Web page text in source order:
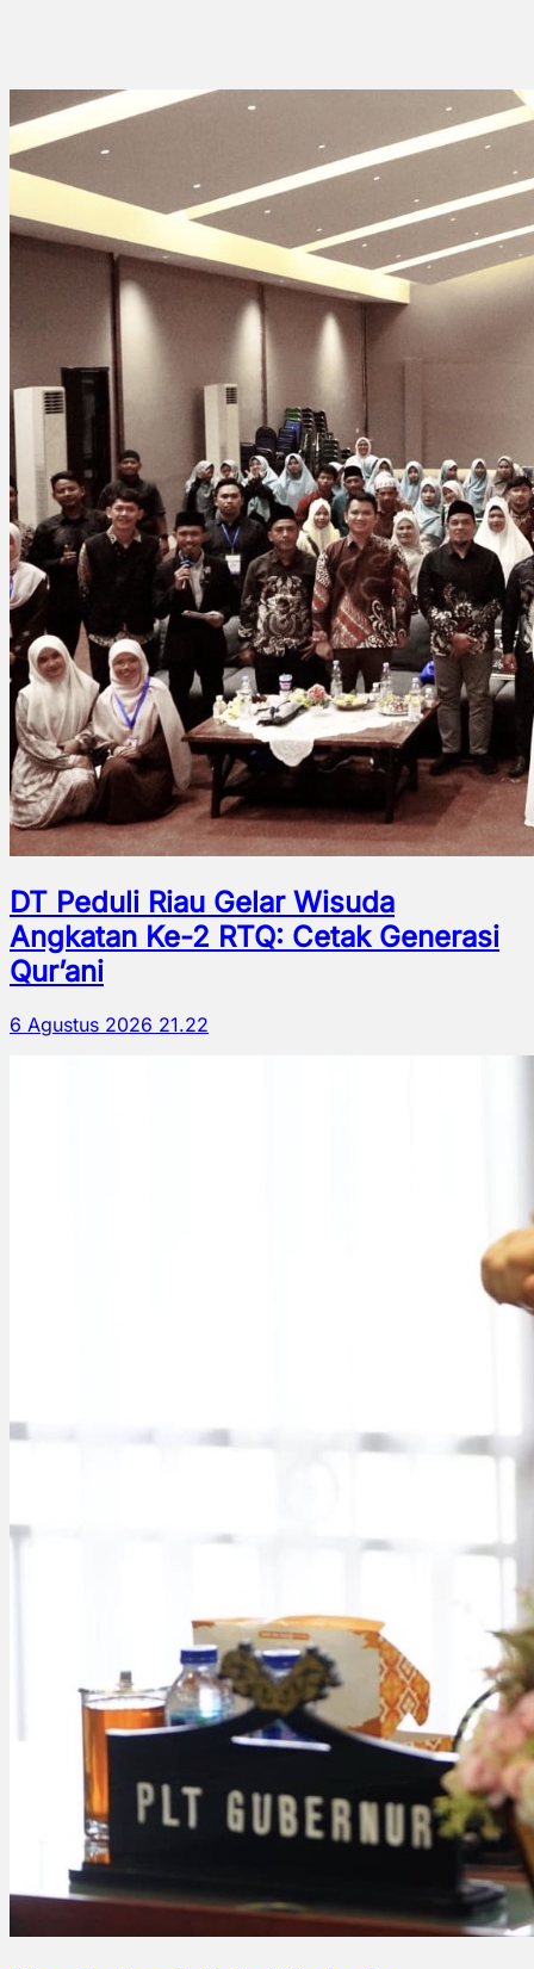
DT Peduli Riau Gelar Wisuda
Angkatan Ke-2 RTQ: Cetak Generasi
Qur’ani
6 Agustus 2026 21.22